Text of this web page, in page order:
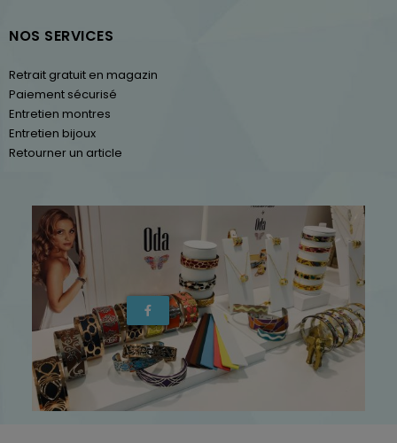
NOS SERVICES
Retrait gratuit en magazin
Paiement sécurisé
Entretien montres
Entretien bijoux
Retourner un article